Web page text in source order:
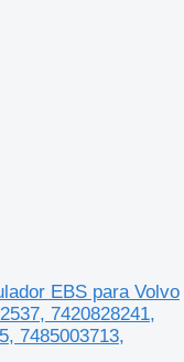
EBS para Volvo
7420828241,
7485003713,